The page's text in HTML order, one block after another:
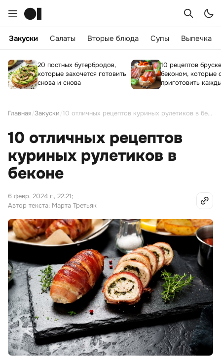
Закуски Салаты Вторые блюда Супы Выпечка
20 постных бутербродов,
которые захочется готовить
снова и снова
10 рецептов
беконом, которые
приготовить
Главная Закуски 10 отличных рецептов куриных рулетиков в беконе
10 отличных рецептов
куриных рулетиков в
беконе
6 февр. 2024 г., 22:21;
Автор текста: Марта Третьяк